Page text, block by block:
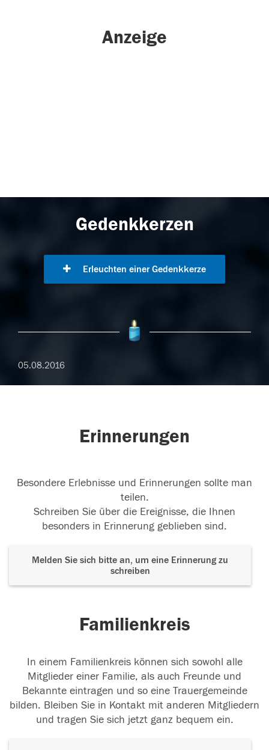
Anzeige
Gedenkkerzen
Erleuchten einer Gedenkkerze
05.08.2016
Erinnerungen
Besondere Erlebnisse und Erinnerungen sollte man
teilen.
Schreiben Sie über die Ereignisse, die Ihnen
besonders in Erinnerung geblieben sind.
Melden Sie sich bitte an, um eine Erinnerung zu
schreiben
Familienkreis
In einem Familienkreis können sich sowohl alle
Mitglieder einer Familie, als auch Freunde und
Bekannte eintragen und so eine Trauergemeinde
bilden. Bleiben Sie in Kontakt mit anderen Mitgliedern
und tragen Sie sich jetzt ganz bequem ein.